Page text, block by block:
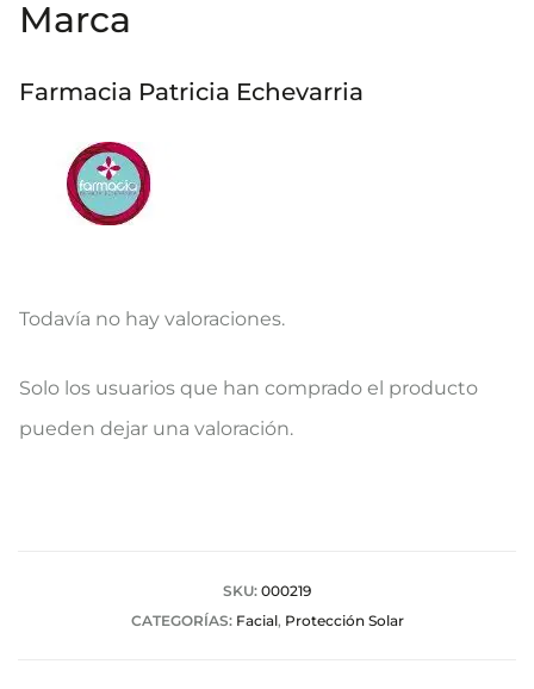
Marca
Farmacia Patricia Echevarria
V
a
Todavía no hay valoraciones.
Solo los usuarios que han comprado el producto
pueden dejar una valoración.
SKU: 000219
CATEGORÍAS: Facial, Protección Solar